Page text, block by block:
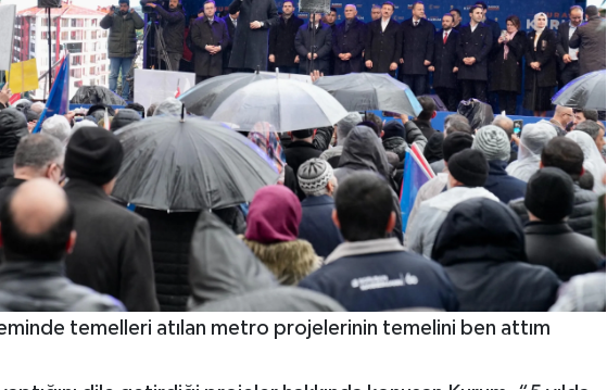
temelleri atılan metro projelerinin temelini ben attım